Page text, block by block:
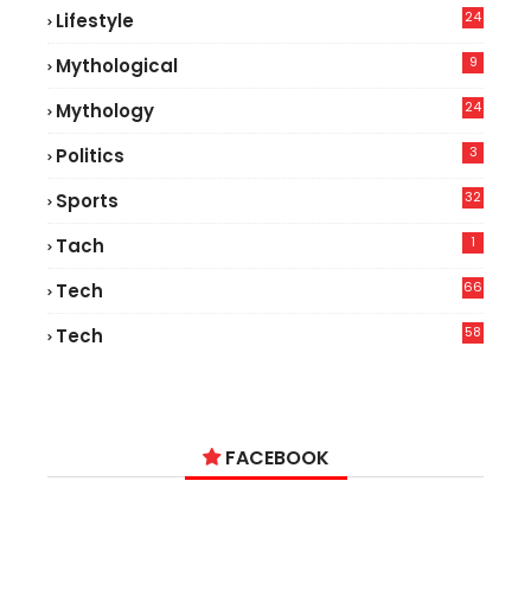
Lifestyle
24
Mythological 9
Mythology 24
Politics 3
Sports 32
Tach 1
Tech
66
Tech
58
FACEBOOK